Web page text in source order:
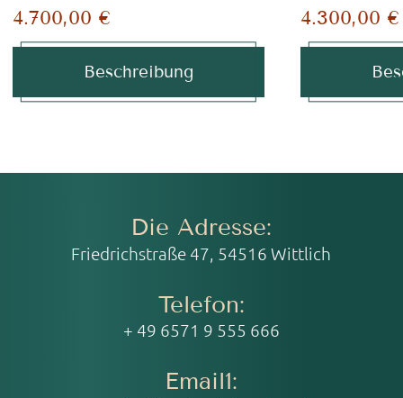
4.700,00 €
Beschreibung
4.300,00 €
Die Adresse:
Friedrichstraße 47, 54516 Wittlich
Telefon:
+ 49 6571 9 555 666
Email1: